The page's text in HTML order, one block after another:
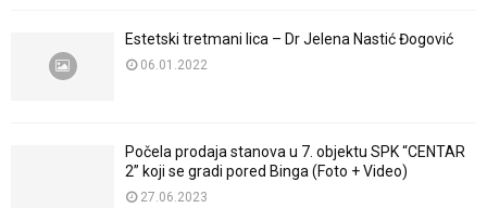
Estetski tretmani lica – Dr Jelena Nastić Đogović
06.01.2022
Počela prodaja stanova u 7. objektu SPK “CENTAR
2” koji se gradi pored Binga (Foto + Video)
27.06.2023